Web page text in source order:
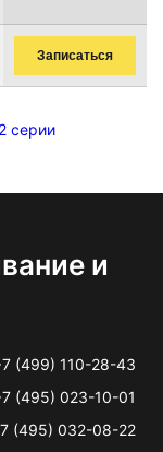
Записаться
серии
и
(499) 110-28-43
(495) 023-10-01
(495) 032-08-22